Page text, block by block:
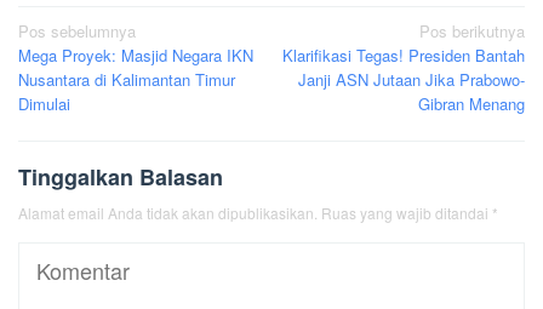
Navigasi
pos
Pos sebelumnya
Mega Proyek: Masjid Negara IKN
Nusantara di Kalimantan Timur
Dimulai
Pos berikutnya
Klarifikasi Tegas! Presiden Bantah
Janji ASN Jutaan Jika Prabowo-
Gibran Menang
Tinggalkan Balasan
Alamat email Anda tidak akan dipublikasikan. Ruas yang wajib ditandai *